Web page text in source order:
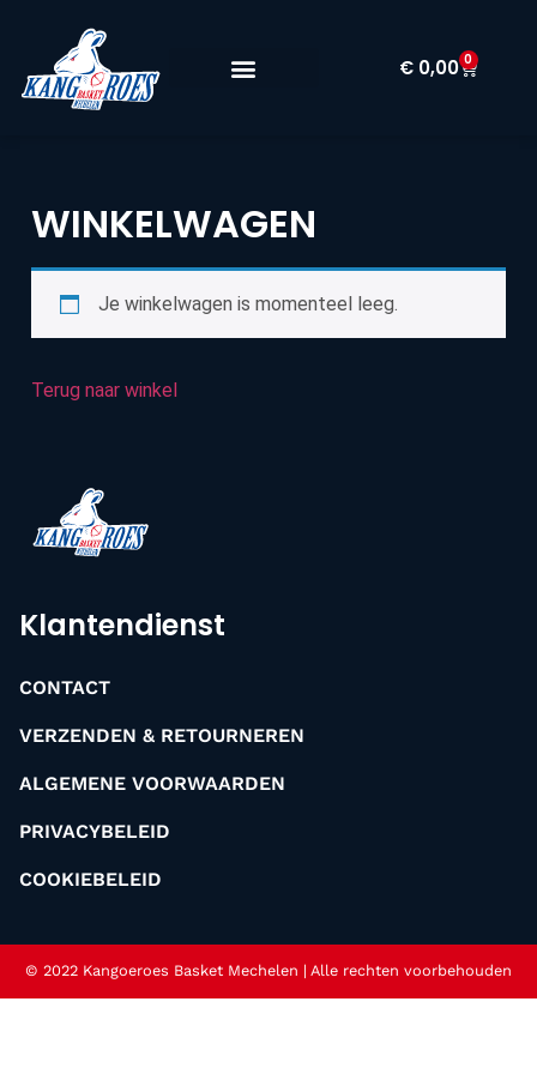
€0,00 0
WINKELWAGEN
Je winkelwagen is momenteel leeg.
Terug naar winkel
Klantendienst
CONTACT
VERZENDEN & RETOURNEREN
ALGEMENE VOORWAARDEN
PRIVACYBELEID
COOKIEBELEID
© 2022 Kangoeroes Basket Mechelen | Alle rechten voorbehouden